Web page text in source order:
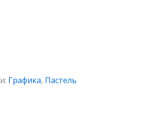
Графика, Пастель